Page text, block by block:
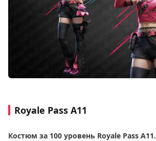
Royale Pass A11
Костюм за 100 уровень Royale Pass A11.